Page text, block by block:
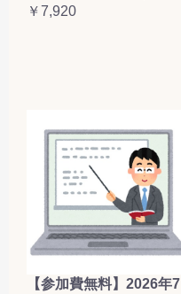
￥7,920
【参加費無料】2026年7